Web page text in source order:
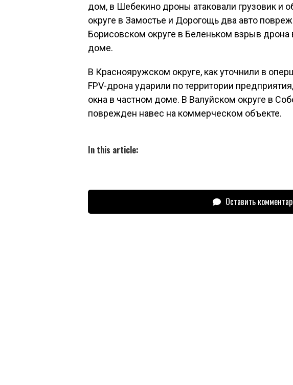
дом, в Шебекино дроны атаковали грузовик и
округе в Замостье и Дорогощь два авто
Борисовском округе в Беленьком взрыв дрона
доме.
В Краснояружском округе, как уточнили в
FPV-дрона ударили по территории
окна в частном доме. В Валуйском округе в
поврежден навес на коммерческом объекте.
In this article:
Оставить